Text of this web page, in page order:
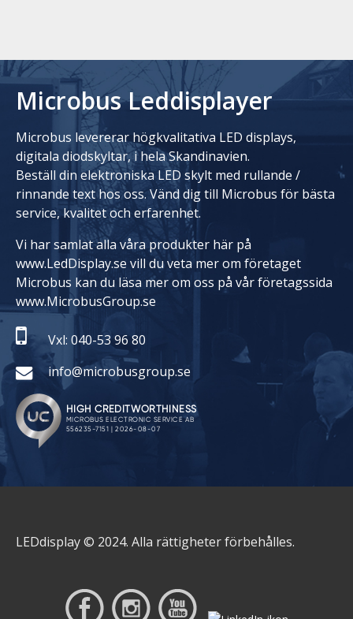
Microbus Leddisplayer
Microbus levererar högkvalitativa LED displays,
digitala diodskyltar, i hela Skandinavien.
Beställ din elektroniska LED skylt med rullande /
rinnande text hos oss. Vänd dig till Microbus för bästa
service, kvalitet och erfarenhet.
Vi har samlat alla våra produkter här på
www.LedDisplay.se vill du veta mer om företaget
Microbus kan du läsa mer om oss på vår företagssida
www.MicrobusGroup.se
Vxl: 040-53 96 80
info@microbusgroup.se
LEDdisplay © 2024. Alla rättigheter förbehålles.